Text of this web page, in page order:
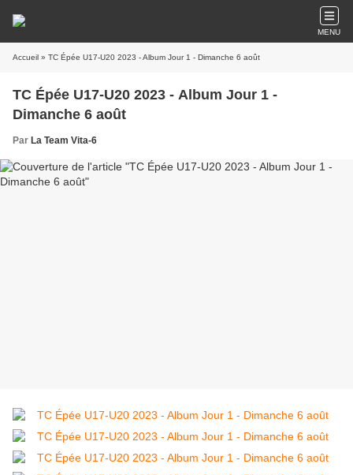
MENU
Accueil » TC Épée U17-U20 2023 - Album Jour 1 - Dimanche 6 août
TC Épée U17-U20 2023 - Album Jour 1 -
Dimanche 6 août
Par La Team Vita-6